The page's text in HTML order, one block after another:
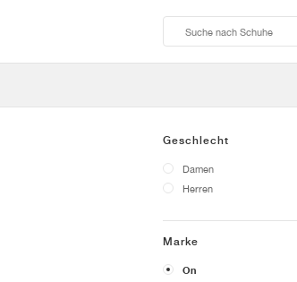
Geschlecht
Damen
Herren
Marke
On